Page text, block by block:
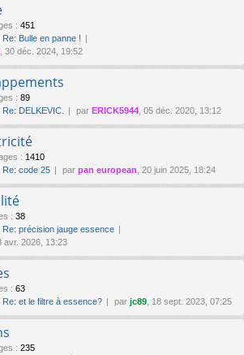
: 451
Re: Bulle en panne !
, 30 déc. 2024, 19:52
: 89
Re: DELKEVIC. par ERICK5944 , 05 déc. 2020, 13:12
: 1410
Re: code 25 par pan european , 20 juin 2025, 18:24
: 38
Re: précision jauge essence
avr. 2026, 13:23
: 63
Re: et le filtre à essence? par jc89 , 18 sept. 2023, 07:25
: 235